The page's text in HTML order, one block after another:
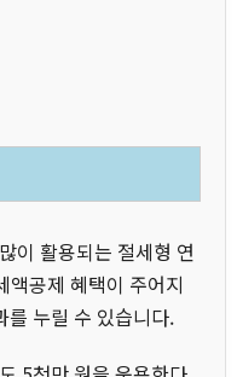
이 활용되는 절세형 연
공제 혜택이 주어지
를 누릴 수 있습니다.